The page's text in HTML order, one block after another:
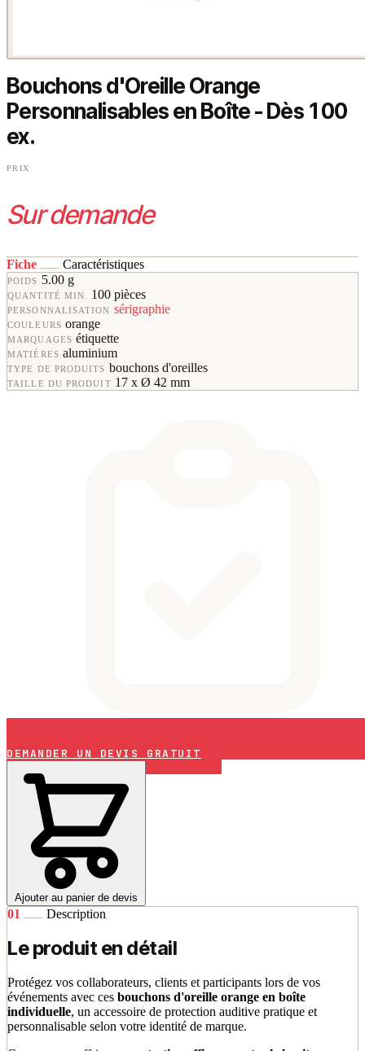
Bouchons d'Oreille Orange
Personnalisables en Boîte - Dès 100
ex.
PRIX
Sur demande
Fiche Caractéristiques
POIDS 5.00 g
QUANTITÉ MIN. 100 pièces
PERSONNALISATION sérigraphie
COULEURS orange
MARQUAGES étiquette
MATIÈRES aluminium
TYPE DE PRODUITS bouchons d'oreilles
TAILLE DU PRODUIT 17 x Ø 42 mm
DEMANDER UN DEVIS GRATUIT
Ajouter au panier de devis
01 Description
Le produit en détail
Protégez vos collaborateurs, clients et participants lors de vos
événements avec ces bouchons d'oreille orange en boîte
individuelle, un accessoire de protection auditive pratique et
personnalisable selon votre identité de marque.